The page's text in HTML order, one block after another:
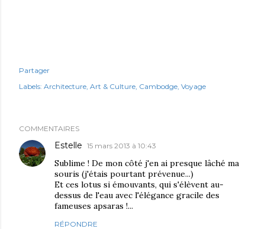
Partager
Labels: Architecture Art & Culture Cambodge Voyage
COMMENTAIRES
Estelle 15 mars 2013 à 10:43
Sublime ! De mon côté j'en ai presque lâché ma
souris (j'étais pourtant prévenue...)
Et ces lotus si émouvants, qui s'élèvent au-
dessus de l'eau avec l'élégance gracile des
fameuses apsaras !...
RÉPONDRE